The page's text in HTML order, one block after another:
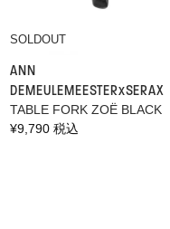
SOLDOUT
ANN
DEMEULEMEESTER×SERAX
TABLE FORK ZOË BLACK
通
¥9,790 税込